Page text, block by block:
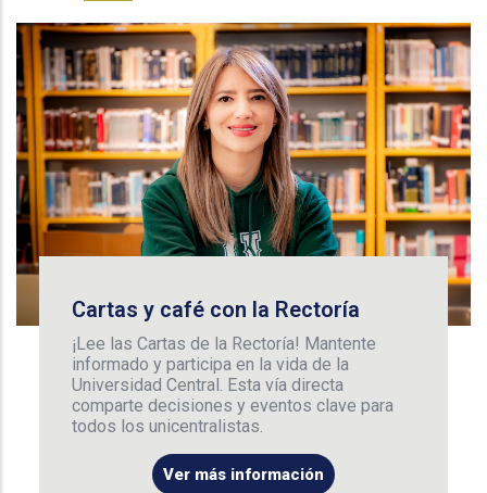
Cartas y café con la Rectoría
¡Lee las Cartas de la Rectoría! Mantente
informado y participa en la vida de la
Universidad Central. Esta vía directa
comparte decisiones y eventos clave para
todos los unicentralistas.
Ver más información